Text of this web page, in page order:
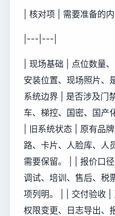
| 核对项 | 需要准备的内
|---|---|
| 现场基础 | 点位数量
安装位置、现场照片、
系统边界 | 是否涉及门
车、梯控、国密、国产
| 旧系统状态 | 原有品
路、卡片、人脸库、人
需要保留。 | | 报价口
调试、培训、售后、税
项列明。 | | 交付验收 |
权限变更、日志导出、